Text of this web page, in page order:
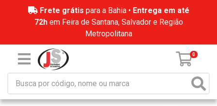
Frete grátis para a Bahia • Entrega em até
72hem Feira de Santana, Salvador e Região
Metropolitana
0